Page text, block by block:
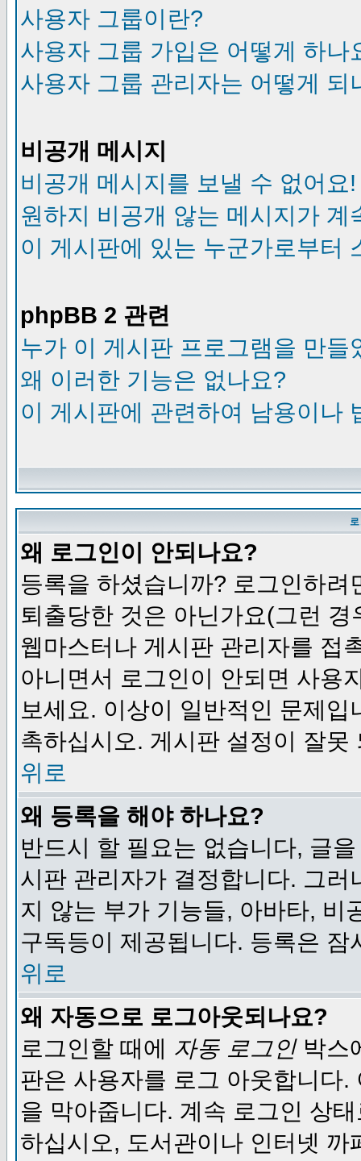
사용자 그룹이란?
사용자 그룹 가입은 어떻게 하나
사용자 그룹 관리자는 어떻게 되
비공개 메시지
비공개 메시지를 보낼 수 없어요!
원하지 비공개 않는 메시지가 계
이 게시판에 있는 누군가로부터
phpBB 2 관련
누가 이 게시판 프로그램을 만들
왜 이러한 기능은 없나요?
이 게시판에 관련하여 남용이나
왜 로그인이 안되나요?
등록을 하셨습니까? 로그인하
퇴출당한 것은 아닌가요(그런
웹마스터나 게시판 관리자를 접
아니면서 로그인이 안되면 사용
보세요. 이상이 일반적인 문제
촉하십시오. 게시판 설정이 잘못
위로
왜 등록을 해야 하나요?
반드시 할 필요는 없습니다, 글
시판 관리자가 결정합니다. 그
지 않는 부가 기능들, 아바타, 비
구독등이 제공됩니다. 등록은
위로
왜 자동으로 로그아웃되나요?
로그인할 때에 자동 로그인박스
판은 사용자를 로그 아웃합니다
을 막아줍니다. 계속 로그인 상
하십시오, 도서관이나 인터넷